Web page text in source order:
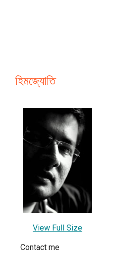
হিমজ্যোতি
View Full Size
Contact me